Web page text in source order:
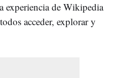
experiencia de Wikipedia
acceder, explorar y